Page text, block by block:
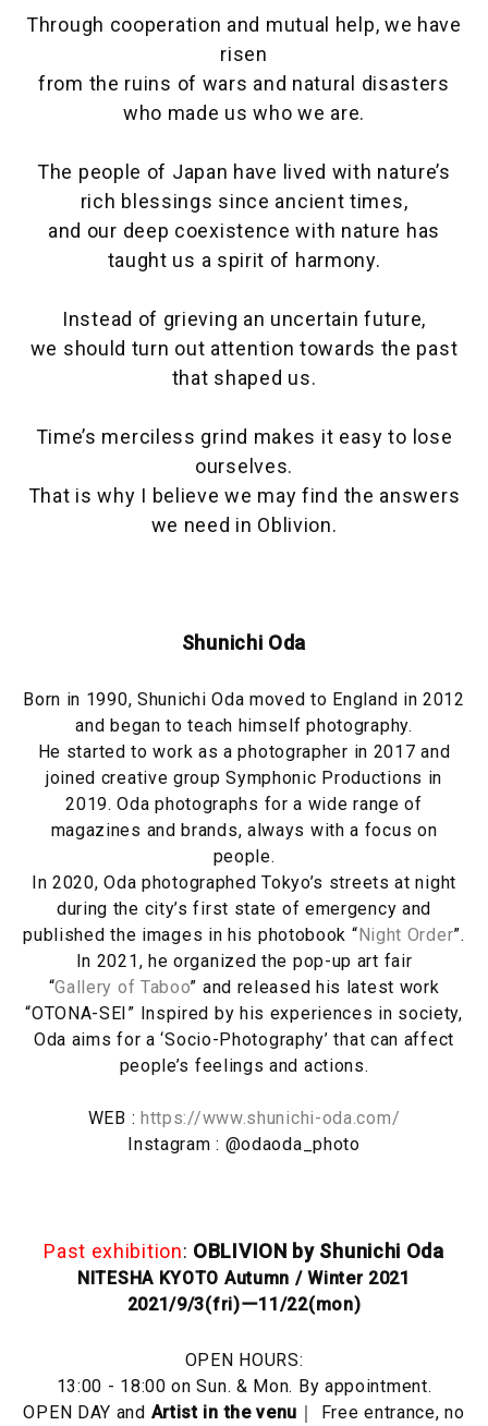
Through cooperation and mutual help, we have
risen
from the ruins of wars and natural disasters
who made us who we are.
The people of Japan have lived with nature’s
rich blessings since ancient times,
and our deep coexistence with nature has
taught us a spirit of harmony.
Instead of grieving an uncertain future,
we should turn out attention towards the past
that shaped us.
Time’s merciless grind makes it easy to lose
ourselves.
That is why I believe we may find the answers
we need in Oblivion.
Shunichi Oda
Born in 1990, Shunichi Oda moved to England in 2012
and began to teach himself photography.
He started to work as a photographer in 2017 and
joined creative group Symphonic Productions in
2019. Oda photographs for a wide range of
magazines and brands, always with a focus on
people.
In 2020, Oda photographed Tokyo’s streets at night
during the city’s first state of emergency and
published the images in his photobook “Night Order”.
In 2021, he organized the pop-up art fair
“Gallery of Taboo” and released his latest work
“OTONA-SEI” Inspired by his experiences in society,
Oda aims for a ‘Socio-Photography’ that can affect
people’s feelings and actions.
WEB : https://www.shunichi-oda.com/
Instagram : @odaoda_photo
Past exhibition: OBLIVION by Shunichi Oda
NITESHA KYOTO Autumn / Winter 2021
2021/9/3(fri)ー11/22(mon)
OPEN HOURS:
13:00 - 18:00 on Sun. & Mon. By appointment.
OPEN DAY and Artist in the venu ｜ Free entrance, no